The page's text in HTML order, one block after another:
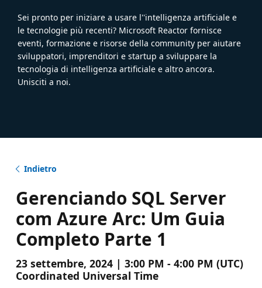
Sei pronto per iniziare a usare l''intelligenza artificiale e
le tecnologie più recenti? Microsoft Reactor fornisce
eventi, formazione e risorse della community per aiutare
sviluppatori, imprenditori e startup a sviluppare la
tecnologia di intelligenza artificiale e altro ancora.
Unisciti a noi.
Indietro
Gerenciando SQL Server
com Azure Arc: Um Guia
Completo Parte 1
23 settembre, 2024 | 3:00 PM - 4:00 PM (UTC)
Coordinated Universal Time